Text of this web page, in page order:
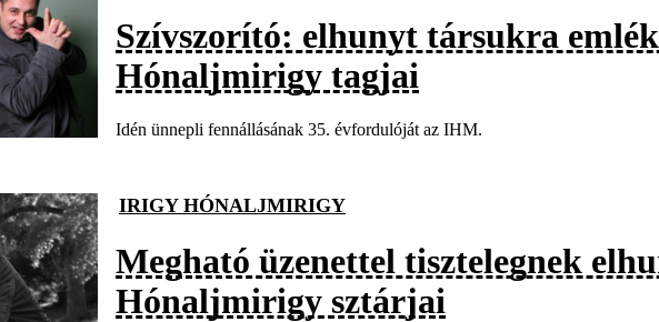
Szívszorító: elhunyt társukra
Hónaljmirigy tagjai
Idén ünnepli fennállásának 35. évfordulóját az IHM.
IRIGY HÓNALJMIRIGY
Megható üzenettel tisztelegnek
Hónaljmirigy sztárjai